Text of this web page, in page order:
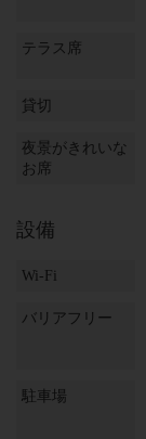
テラス席
貸切
夜景がきれいな
お席
設備
Wi-Fi
バリアフリー
駐車場